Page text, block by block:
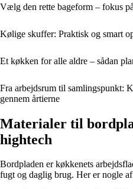
Vælg den rette bageform – fokus
Kølige skuffer: Praktisk og smart
Et køkken for alle aldre – sådan
Fra arbejdsrum til samlingspunkt:
gennem årtierne
Materialer til
hightech
Bordpladen er køkkenets
fugt og daglig brug. Her er nogle